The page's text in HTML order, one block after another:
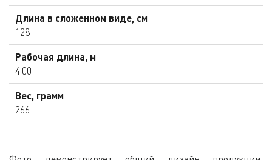
Длина в сложенном виде, см
128
Рабочая длина, м
4,00
Вес, грамм
266